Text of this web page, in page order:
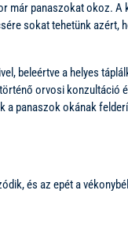
már panaszokat okoz.
sokat tehetünk azért,
beleértve a helyes
orvosi konzultáció
a panaszok okának
és az epét a